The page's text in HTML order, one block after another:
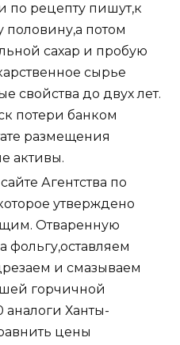
по рецепту пишут,к
половину,а потом
сахар и пробую
сырье
свойства до двух лет.
потери банком
размещения
активы.
Агентства по
утверждено
Отваренную
фольгу,оставляем
и смазываем
горчичной
Ханты-
цены